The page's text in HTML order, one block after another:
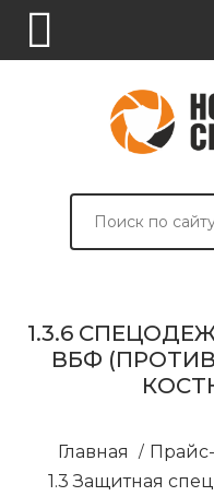
СПЕЦОДЕЖДА
СПЕЦОБУВЬ
СРЕДСТВА
ВСПОМОГАТЕЛЬНЫЕ
БРЕНДИРОВАНИЕ
1.3.6
ВБФ
Главная /
1.3 Защитная